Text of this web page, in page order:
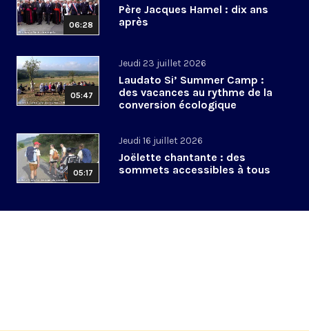
06:28
Père Jacques Hamel : dix ans
après
05:47
Jeudi 23 juillet 2026
Laudato Si’ Summer Camp :
des vacances au rythme de la
conversion écologique
05:17
Jeudi 16 juillet 2026
Joëlette chantante : des
sommets accessibles à tous